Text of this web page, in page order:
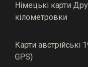
Німецькі карти
кілометровки
Карти австрійські
GPS)